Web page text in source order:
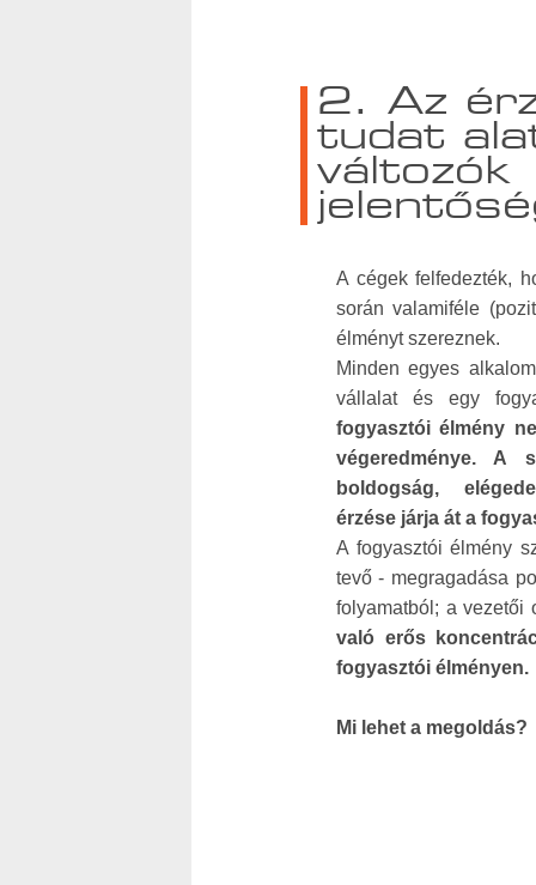
2. Az
tudat
változók
A cégek felfedezték,
során valamiféle
élményt szereznek.
Minden egyes
vállalat és egy
fogyasztói élmény
végeredménye. A
boldogság,
érzése járja át a
A fogyasztói élmény
tevő - megragadása
folyamatból; a
való erős
fogyasztói élményen.
Mi lehet a megoldás?